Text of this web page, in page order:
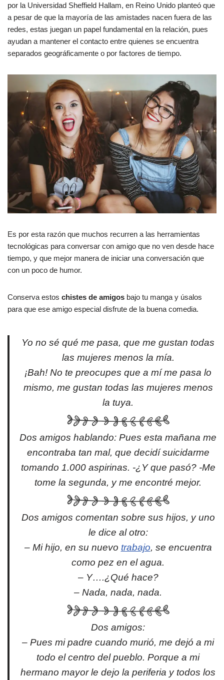
por la Universidad Sheffield Hallam, en Reino Unido planteó que
a pesar de que la mayoría de las amistades nacen fuera de las
redes, estas juegan un papel fundamental en la relación, pues
ayudan a mantener el contacto entre quienes se encuentra
separados geográficamente o por factores de tiempo.
Es por esta razón que muchos recurren a las herramientas
tecnológicas para conversar con amigo que no ven desde hace
tiempo, y que mejor manera de iniciar una conversación que
con un poco de humor.
Conserva estos chistes de amigos bajo tu manga y úsalos
para que ese amigo especial disfrute de la buena comedia.
Yo no sé qué me pasa, que me gustan todas
las mujeres menos la mía.
¡Bah! No te preocupes que a mí me pasa lo
mismo, me gustan todas las mujeres menos
la tuya.
Dos amigos hablando: Pues esta mañana me
encontraba tan mal, que decidí suicidarme
tomando 1.000 aspirinas. -¿Y que pasó? -Me
tome la segunda, y me encontré mejor.
Dos amigos comentan sobre sus hijos, y uno
le dice al otro:
– Mi hijo, en su nuevo trabajo, se encuentra
como pez en el agua.
– Y….¿Qué hace?
– Nada, nada, nada.
Dos amigos:
– Pues mi padre cuando murió, me dejó a mi
todo el centro del pueblo. Porque a mi
hermano mayor le dejo la periferia y todos los